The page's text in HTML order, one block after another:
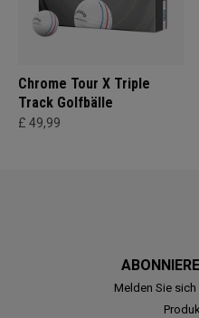
Chrome Tour X Triple
Track Golfbälle
£ 49,99
Melden Sie